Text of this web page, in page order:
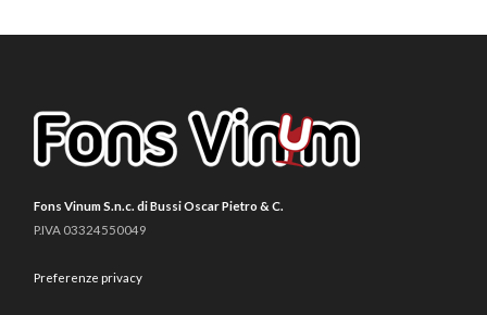
Fons Vinum S.n.c. di Bussi Oscar Pietro & C.
P.IVA 03324550049
Preferenze privacy